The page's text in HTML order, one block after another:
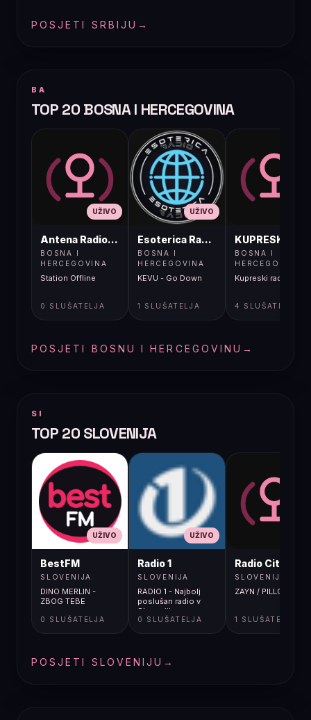
POSJETI SRBIJU →
BA
TOP 20 BOSNA I HERCEGOVINA
UŽIVO
Antena Radio, Jelah Tešanj
BOSNA I
HERCEGOVINA
Station Offline
0 SLUŠATELJA
UŽIVO
Esoterica Radio S1
BOSNA I
HERCEGOVINA
KEVU - Go Down
1 SLUŠATELJA
BOSNA I
HERCEGOVINA
Kupreski radio
4 SLUŠATELJA
POSJETI BOSNU I HERCEGOVINU →
SI
TOP 20 SLOVENIJA
UŽIVO
BestFM
SLOVENIJA
DINO MERLIN -
ZBOG TEBE
0 SLUŠATELJA
UŽIVO
Radio 1
SLOVENIJA
RADIO 1 - Najbolj
poslušan radio v
Sloveniji
0 SLUŠATELJA
Radio City
SLOVENIJA
ZAYN / PILLOWTALK
1 SLUŠATELJA
POSJETI SLOVENIJU →